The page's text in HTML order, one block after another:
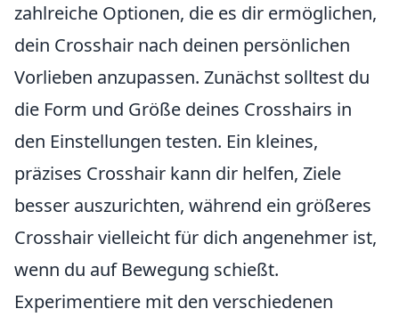
zahlreiche Optionen, die es dir ermöglichen,
dein Crosshair nach deinen persönlichen
Vorlieben anzupassen. Zunächst solltest du
die Form und Größe deines Crosshairs in
den Einstellungen testen. Ein kleines,
präzises Crosshair kann dir helfen, Ziele
besser auszurichten, während ein größeres
Crosshair vielleicht für dich angenehmer ist,
wenn du auf Bewegung schießt.
Experimentiere mit den verschiedenen